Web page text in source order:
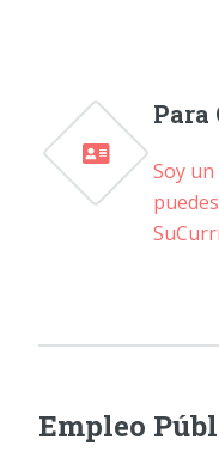
Para
Soy
Empleo